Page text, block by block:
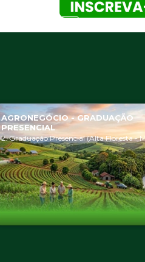
Show
Show
Show
PSICOLOGIA - GRADUAÇÃO
PRESENCIAL
2. Graduação Presencial (Alta Floresta -